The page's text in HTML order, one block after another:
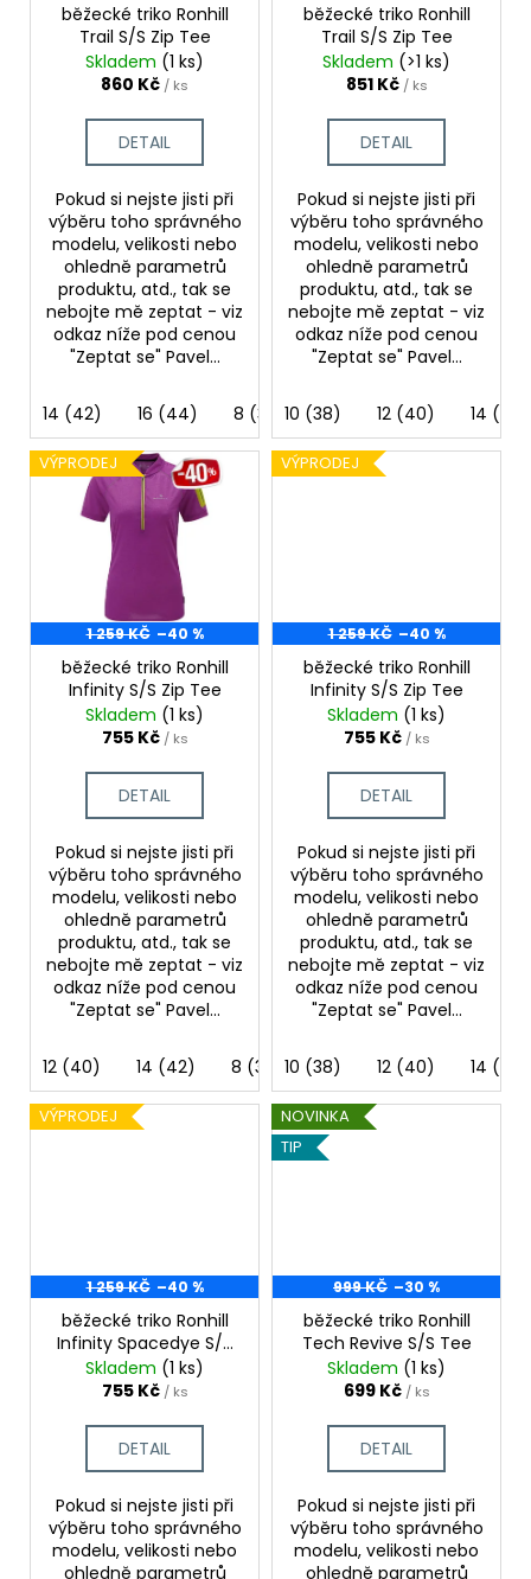
běžecké triko Ronhill
Trail S/S Zip Tee
Skladem (1 ks)
860 Kč / ks
DETAIL
Pokud si nejste jisti při
výběru toho správného
modelu, velikosti nebo
ohledně parametrů
produktu, atd., tak se
nebojte mě zeptat - viz
odkaz níže pod cenou
"Zeptat se" Pavel...
14 (42) 16 (44) 8 (36)
běžecké triko Ronhill
Trail S/S Zip Tee
Skladem (>1 ks)
851 Kč / ks
DETAIL
Pokud si nejste jisti při
výběru toho správného
modelu, velikosti nebo
ohledně parametrů
produktu, atd., tak se
nebojte mě zeptat - viz
odkaz níže pod cenou
"Zeptat se" Pavel...
10 (38) 12 (40) 14 (42)
VÝPRODEJ
1 259 KČ –40 %
běžecké triko Ronhill
Infinity S/S Zip Tee
Skladem (1 ks)
755 Kč / ks
DETAIL
Pokud si nejste jisti při
výběru toho správného
modelu, velikosti nebo
ohledně parametrů
produktu, atd., tak se
nebojte mě zeptat - viz
odkaz níže pod cenou
"Zeptat se" Pavel...
12 (40) 14 (42) 8 (36)
VÝPRODEJ
1 259 KČ –40 %
běžecké triko Ronhill
Infinity S/S Zip Tee
Skladem (1 ks)
755 Kč / ks
DETAIL
Pokud si nejste jisti při
výběru toho správného
modelu, velikosti nebo
ohledně parametrů
produktu, atd., tak se
nebojte mě zeptat - viz
odkaz níže pod cenou
"Zeptat se" Pavel...
10 (38) 12 (40) 14 (42)
VÝPRODEJ
1 259 KČ –40 %
běžecké triko Ronhill
Infinity Spacedye S/S
Tee
Skladem (1 ks)
755 Kč / ks
DETAIL
Pokud si nejste jisti při
výběru toho správného
modelu, velikosti nebo
ohledně parametrů
NOVINKA
TIP
999 KČ –30 %
běžecké triko Ronhill
Tech Revive S/S Tee
Skladem (1 ks)
699 Kč / ks
DETAIL
Pokud si nejste jisti při
výběru toho správného
modelu, velikosti nebo
ohledně parametrů
BĚŽECKÁ
BUNDA
RONHILL
STRIDE
WINDSPEED
JACKET
800
Kč